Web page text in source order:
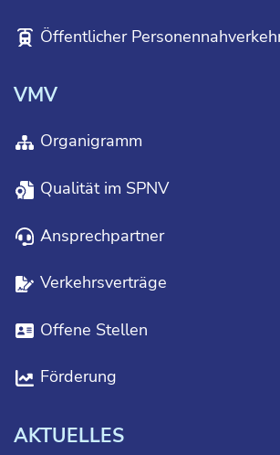
Öffentlicher
VMV
Organigramm
Qualität im SPNV
Ansprechpartner
Verkehrsverträge
Offene Stellen
Förderung
AKTUELLES